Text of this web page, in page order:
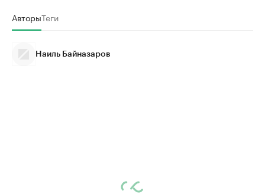
АвторыТеги
Наиль Байназаров